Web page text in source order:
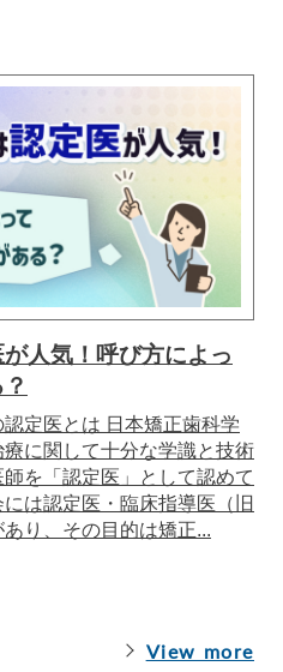
人気！呼び方によっ
定医とは 日本矯正歯科学
に関して十分な学識と技術
を「認定医」として認めて
は認定医・臨床指導医（旧
り、その目的は矯正...
View more